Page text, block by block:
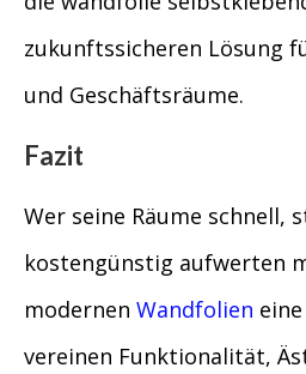
zukunftssicheren Lösung
und Geschäftsräume.
Fazit
Wer seine Räume schnell,
kostengünstig aufwerten
modernen Wandfolien
vereinen Funktionalität,